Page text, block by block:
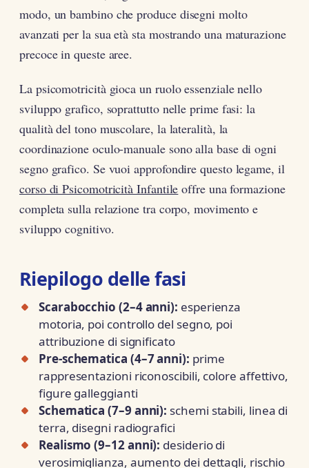
modo, un bambino che produce disegni molto
avanzati per la sua età sta mostrando una maturazione
precoce in queste aree.
La psicomotricità gioca un ruolo essenziale nello
sviluppo grafico, soprattutto nelle prime fasi: la
qualità del tono muscolare, la lateralità, la
coordinazione oculo-manuale sono alla base di ogni
segno grafico. Se vuoi approfondire questo legame, il
corso di Psicomotricità Infantile offre una formazione
completa sulla relazione tra corpo, movimento e
sviluppo cognitivo.
Riepilogo delle fasi
Scarabocchio (2–4 anni): esperienza
motoria, poi controllo del segno, poi
attribuzione di significato
Pre-schematica (4–7 anni): prime
rappresentazioni riconoscibili, colore affettivo,
figure galleggianti
Schematica (7–9 anni): schemi stabili, linea di
terra, disegni radiografici
Realismo (9–12 anni): desiderio di
verosimiglianza, aumento dei dettagli, rischio